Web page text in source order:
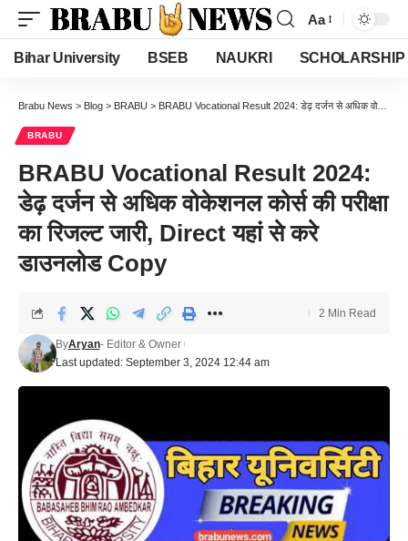
Font
Resizer
Aa
Bihar University BSEB NAUKRI SCHOLARSHIP
Brabu News > Blog > BRABU > BRABU Vocational Result 2024: डेढ़ दर्जन से अधिक वोकेशनल कोर्स की परीक्षा का रिजल्ट जारी, Direct यहां से करे डाउनलोड Copy
BRABU
BRABU Vocational Result 2024:
डेढ़ दर्जन से अधिक वोकेशनल कोर्स की परीक्षा
का रिजल्ट जारी, Direct यहां से करे
डाउनलोड Copy
Last updated: September 3, 2024 12:44 am
ByAryan- Editor & Owner
2 Min Read